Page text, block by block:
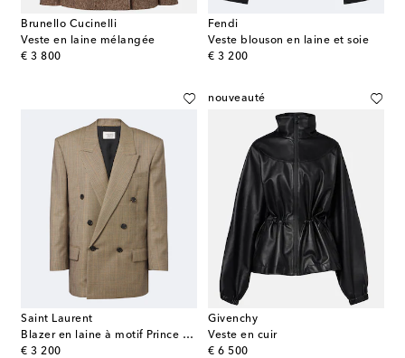
Brunello Cucinelli
Veste en laine mélangée
€ 3 800
original price
Fendi
Veste blouson en laine et soie
€ 3 200
original price
Saint Laurent
Blazer en laine à motif Prince de Galles
€ 3 200
original price
nouveauté
Givenchy
Veste en cuir
€ 6 500
original price